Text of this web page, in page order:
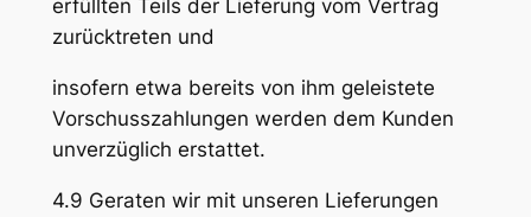
erfüllten Teils der Lieferung vom Vertrag
zurücktreten und
insofern etwa bereits von ihm geleistete
Vorschusszahlungen werden dem Kunden
unverzüglich erstattet.
4.9 Geraten wir mit unseren Lieferungen